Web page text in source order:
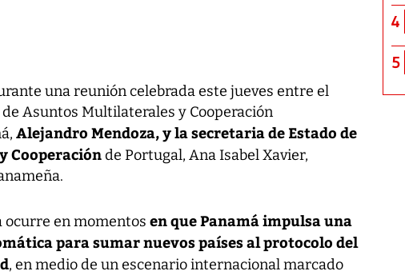
una reunión celebrada este jueves entre el
Asuntos Multilaterales y Cooperación
Alejandro Mendoza, y la secretaria de Estado de
Cooperaciónde Portugal, Ana Isabel Xavier,
ocurre en momentos en que Panamá impulsa una
para sumar nuevos países al protocolo del
, en medio de un escenario internacional marcado
4
5